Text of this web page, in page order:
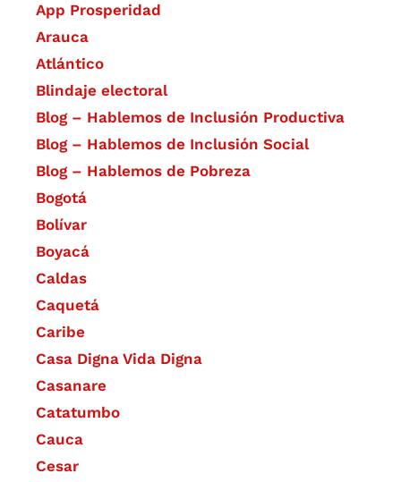
App Prosperidad
Arauca
Atlántico
Blindaje electoral
Blog – Hablemos de Inclusión Productiva
Blog – Hablemos de Inclusión Social
Blog – Hablemos de Pobreza
Bogotá
Bolívar
Boyacá
Caldas
Caquetá
Caribe
Casa Digna Vida Digna
Casanare
Catatumbo
Cauca
Cesar